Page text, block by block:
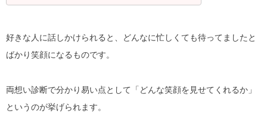
好きな人に話しかけられると、どんなに忙しくても待ってましたと
ばかり笑顔になるものです。
両想い診断で分かり易い点として「どんな笑顔を見せてくれるか」
というのが挙げられます。